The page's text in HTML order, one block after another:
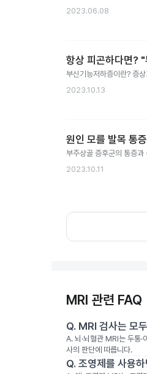
2023.06.08
항상 피곤하다면?
부신기능저하증이란? 증
2023.10.13
원인 모를 발목 통
부주상골 증후군의 통증과
2023.10.11
MRI 관련 FAQ
Q. MRI 검사는 모
A. 뇌·뇌혈관 MRI는 두통
사의 판단에 따릅니다.
Q. 조영제를 사용